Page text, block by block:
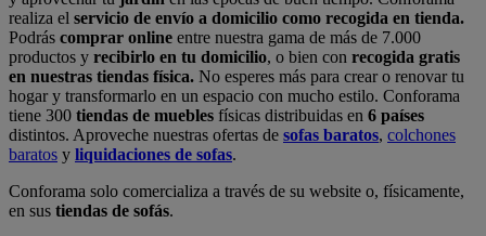
realiza el servicio de envío a domicilio como recogida en tienda.
Podrás comprar online entre nuestra gama de más de 7.000
productos y recibirlo en tu domicilio, o bien con recogida gratis
en nuestras tiendas física. No esperes más para crear o renovar tu
hogar y transformarlo en un espacio con mucho estilo. Conforama
tiene 300 tiendas de muebles físicas distribuidas en 6 países
distintos. Aproveche nuestras ofertas de sofas baratos, colchones
baratos y liquidaciones de sofas.
Conforama solo comercializa a través de su website o, físicamente,
en sus tiendas de sofás.